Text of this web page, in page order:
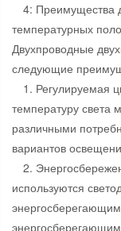
4: Преимущества
температурных
Двухпроводные
следующие
1. Регулируемая
температуру света
различными
вариантов
2.
используются